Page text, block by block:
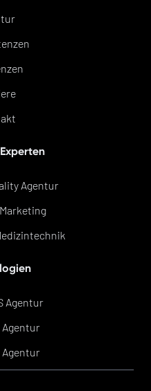
Agentur
Agentur
Agentur
Agentur